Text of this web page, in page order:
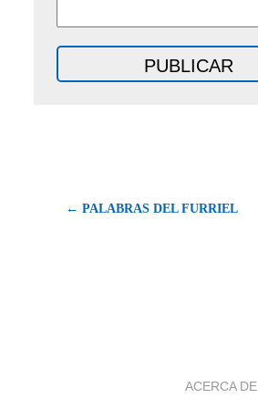
← PALABRAS DEL FURRIEL
ACERCA DE